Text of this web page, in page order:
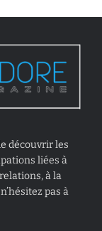
découvrir les
liées à
à la
pas à